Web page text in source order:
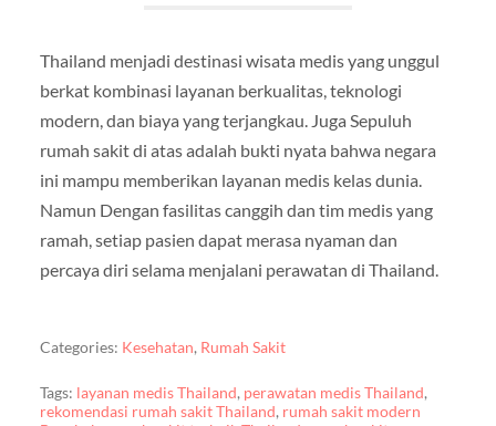
Thailand menjadi destinasi wisata medis yang unggul
berkat kombinasi layanan berkualitas, teknologi
modern, dan biaya yang terjangkau. Juga Sepuluh
rumah sakit di atas adalah bukti nyata bahwa negara
ini mampu memberikan layanan medis kelas dunia.
Namun Dengan fasilitas canggih dan tim medis yang
ramah, setiap pasien dapat merasa nyaman dan
percaya diri selama menjalani perawatan di Thailand.
Categories: Kesehatan, Rumah Sakit
Tags: layanan medis Thailand, perawatan medis Thailand,
rekomendasi rumah sakit Thailand, rumah sakit modern